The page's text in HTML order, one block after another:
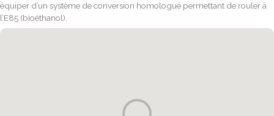
carte_garages_region
équiper d’un système de conversion homologué permettant de rouler à
l’E85 (bioéthanol).